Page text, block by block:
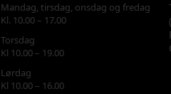
Mandag, tirsdag, onsdag og fredag
Kl. 10.00 – 17.00
Torsdag
Kl 10.00 – 19.00
Lørdag
Kl 10.00 – 16.00